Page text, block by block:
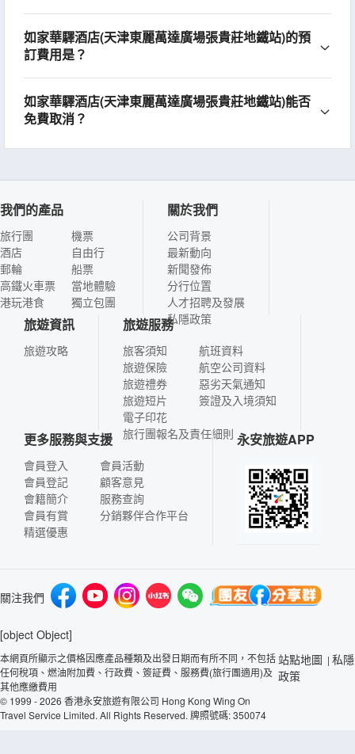
如家華驛酒店(天津東麗萬達廣場張貴莊地鐵站)的預
訂費用是？
如家華驛酒店(天津東麗萬達廣場張貴莊地鐵站)能否
免費取消？
我們的產品
旅行團
酒店
郵輪
高鐵火車票
港玩港食
機票
自由行
船票
當地體驗
獨立包團
關於我們
公司背景
最新動向
新聞發佈
分行位置
人才招聘及發展
私隱政策
旅遊資訊
旅遊攻略
旅遊服務
旅客須知
旅遊保險
旅遊禮券
旅遊短片
電子印花
航班資料
航空公司資料
惡劣天氣通知
簽證及入境須知
旅行團報名及責任細則
更多服務與支援
會員登入
會員登記
會籍簡介
會員有賞
精選優惠
會員活動
顧客意見
服務查詢
分銷夥伴合作平台
永安旅遊APP
關注我們
[object Object]
本網頁所顯示之價格因應產品種類及出發日期而有所不同，不包括
任何稅項、燃油附加費、行政費、簽証費、服務費(旅行團適用)及
其他應繳費用
© 1999 - 2026 香港永安旅遊有限公司 Hong Kong Wing On
Travel Service Limited. All Rights Reserved. 牌照號碼: 350074
站點地圖 | 私隱
政策